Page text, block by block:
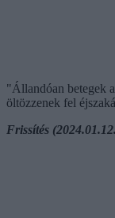
"Állandóan betegek
öltözzenek fel
Frissítés